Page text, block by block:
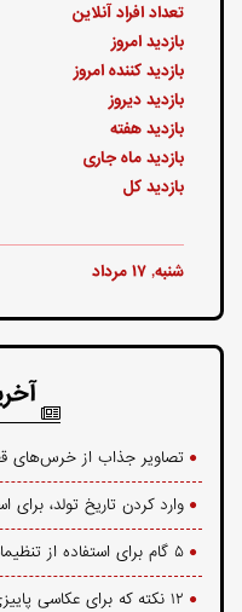
تعداد افراد آنلاین
بازدید امروز
بازدید کننده امروز
بازدید دیروز
بازدید هفته
بازدید ماه جاری
بازدید کل
شنبه, ۱۷ مرداد
تصاویر جذاب از خرس‌های
وارد کردن تاریخ تولد، برای
۵ گام برای استفاده از تنظیمات دستی در عکاسی با دوربین
۱۲ نکته که برای عکاسی پاییزی باید درنظربگیریم